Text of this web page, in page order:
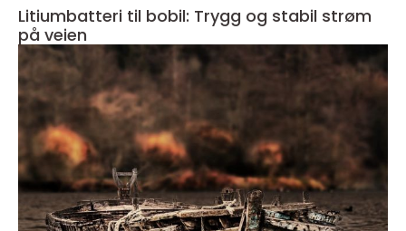
Litiumbatteri til bobil: Trygg og stabil strøm
på veien